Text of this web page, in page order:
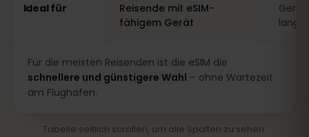
Ideal für
Reisende mit eSIM-
fähigem Gerät
Für die meisten Reisenden ist die eSIM die
schnellere und günstigere Wahl – ohne Wartezeit
am Flughafen.
Tabelle seitlich scrollen, um alle Spalten zu sehen.